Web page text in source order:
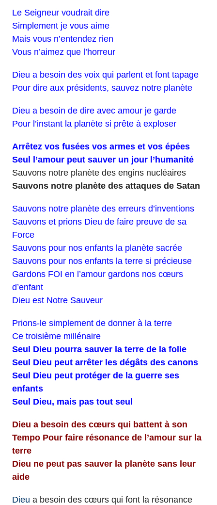
Le Seigneur voudrait dire
Simplement je vous aime
Mais vous n’entendez rien
Vous n’aimez que l’horreur
Dieu a besoin des voix qui parlent et font tapage
Pour dire aux présidents, sauvez notre planète
Dieu a besoin de dire avec amour je garde
Pour l’instant la planète si prête à exploser
Arrêtez vos fusées vos armes et vos épées
Seul l’amour peut sauver un jour l’humanité
Sauvons notre planète des engins nucléaires
Sauvons notre planète des attaques de Satan
Sauvons notre planète des erreurs d’inventions
Sauvons et prions Dieu de faire preuve de sa
Force
Sauvons pour nos enfants la planète sacrée
Sauvons pour nos enfants la terre si précieuse
Gardons FOI en l’amour gardons nos cœurs
d’enfant
Dieu est Notre Sauveur
Prions-le simplement de donner à la terre
Ce troisième millénaire
Seul Dieu pourra sauver la terre de la folie
Seul Dieu peut arrêter les dégâts des canons
Seul Dieu peut protéger de la guerre ses
enfants
Seul Dieu, mais pas tout seul
Dieu a besoin des cœurs qui battent à son
Tempo Pour faire résonance de l’amour sur la
terre
Dieu ne peut pas sauver la planète sans leur
aide
Dieu a besoin des cœurs qui font la résonance